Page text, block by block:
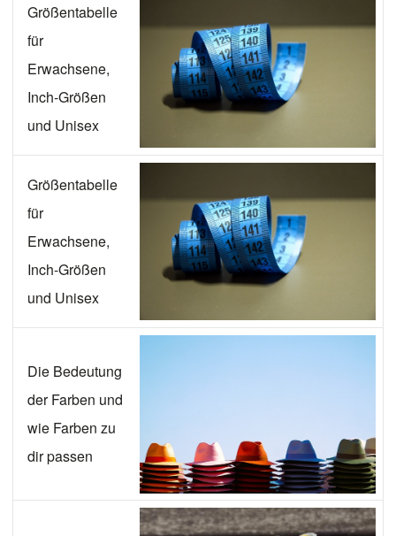
Größentabelle
für
Erwachsene,
Inch-Größen
und Unisex
Größentabelle
für
Erwachsene,
Inch-Größen
und Unisex
Die Bedeutung
der Farben und
wie Farben zu
dir passen